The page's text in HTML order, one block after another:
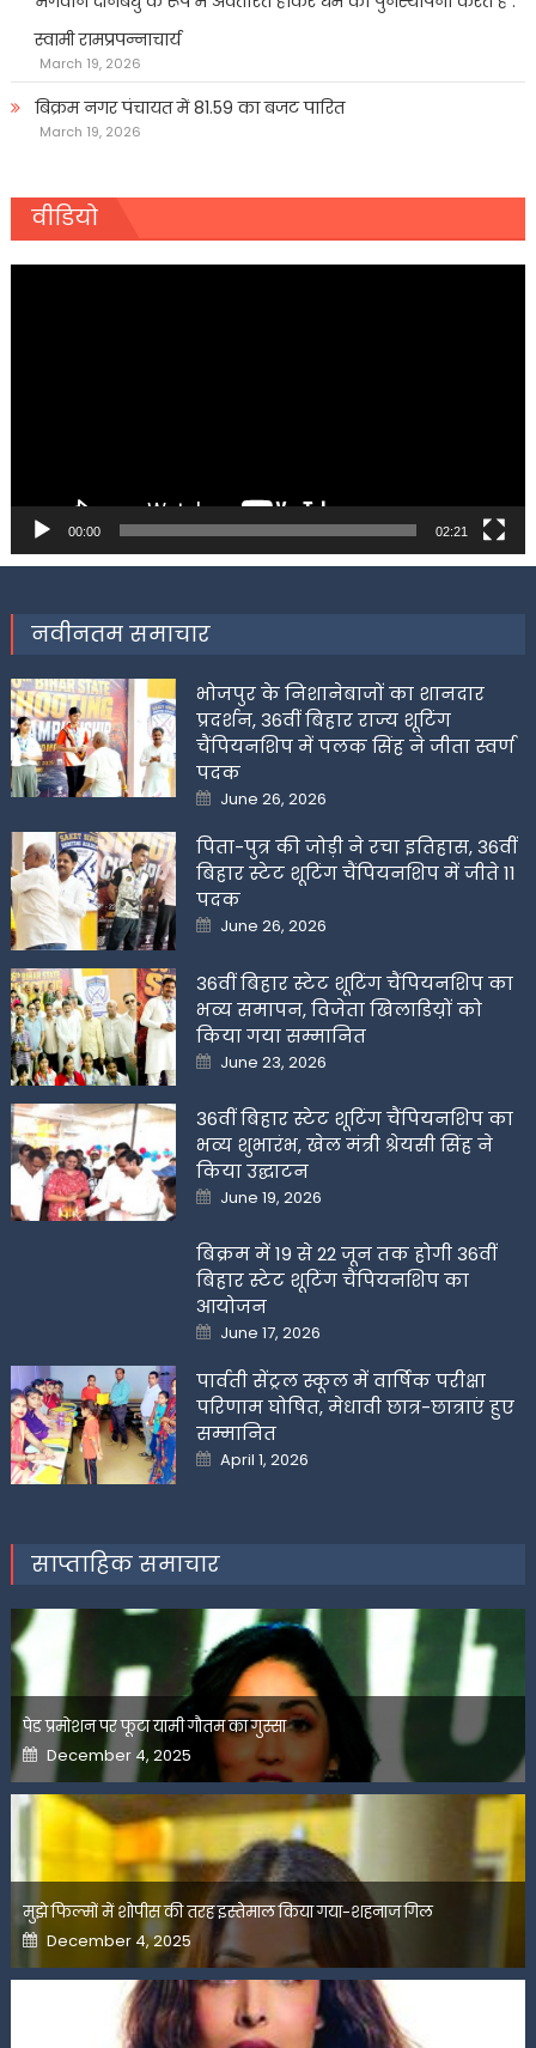
स्वामी रामप्रपन्नाचार्य
March 19, 2026
बिक्रम नगर पंचायत में 81.59 का बजट पारित
March 19, 2026
वीडियो
00:00 02:21
नवीनतम समाचार
भोजपुर के निशानेबाजों का शानदार
प्रदर्शन, 36वीं बिहार राज्य शूटिंग
चैंपियनशिप में पलक सिंह ने जीता स्वर्ण
पदक
Posted
on
June 26, 2026
पिता-पुत्र की जोड़ी ने रचा इतिहास, 36वीं
बिहार स्टेट शूटिंग चैंपियनशिप में जीते 11
पदक
Posted
on
June 26, 2026
36वीं बिहार स्टेट शूटिंग चैंपियनशिप का
भव्य समापन, विजेता खिलाडिय़ों को
किया गया सम्मानित
Posted
on
June 23, 2026
36वीं बिहार स्टेट शूटिंग चैंपियनशिप का
भव्य शुभारंभ, खेल मंत्री श्रेयसी सिंह ने
किया उद्घाटन
Posted
on
June 19, 2026
बिक्रम में 19 से 22 जून तक होगी 36वीं
बिहार स्टेट शूटिंग चैंपियनशिप का
आयोजन
Posted
on
June 17, 2026
पार्वती सेंट्रल स्कूल में वार्षिक परीक्षा
परिणाम घोषित, मेधावी छात्र-छात्राएं हुए
सम्मानित
Posted
on
April 1, 2026
साप्ताहिक समाचार
पेड प्रमोशन पर फूटा यामी गौतम का गुस्सा
Posted
on
December 4, 2025
मुझे फिल्मों में शोपीस की तरह इस्तेमाल किया गया-शहनाज गिल
Posted
on
December 4, 2025